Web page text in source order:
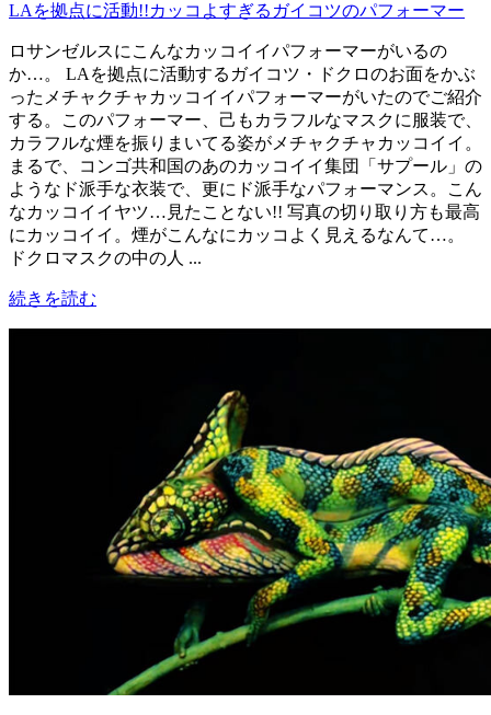
LAを拠点に活動!!カッコよすぎるガイコツのパフォーマー
ロサンゼルスにこんなカッコイイパフォーマーがいるの
か…。 LAを拠点に活動するガイコツ・ドクロのお面をかぶ
ったメチャクチャカッコイイパフォーマーがいたのでご紹介
する。このパフォーマー、己もカラフルなマスクに服装で、
カラフルな煙を振りまいてる姿がメチャクチャカッコイイ。
まるで、コンゴ共和国のあのカッコイイ集団「サプール」の
ようなド派手な衣装で、更にド派手なパフォーマンス。こん
なカッコイイヤツ…見たことない!! 写真の切り取り方も最高
にカッコイイ。煙がこんなにカッコよく見えるなんて…。
ドクロマスクの中の人 ...
続きを読む